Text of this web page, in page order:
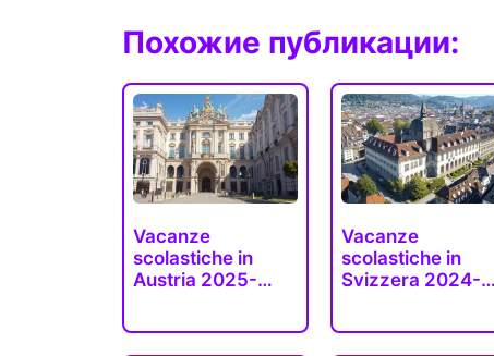
Похожие публикации:
Vacanze
scolastiche in
Austria 2025-
Vacanze
scolastiche in
Svizzera 2024-